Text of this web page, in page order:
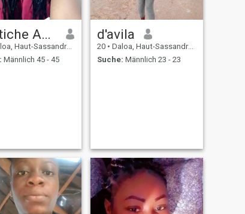
Cyntiche Ange
Haut-Sassandra, Côte d'Ivoire
Männlich 45 - 45
d'avila
20 • Daloa, Haut-Sassandra, Côte d'Ivoire
Suche: Männlich 23 - 23